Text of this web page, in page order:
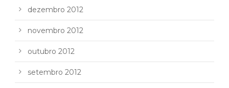
dezembro 2012
novembro 2012
outubro 2012
setembro 2012